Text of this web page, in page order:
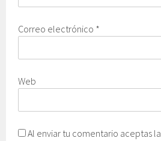
Correo electrónico *
Web
Al enviar tu comentario aceptas la